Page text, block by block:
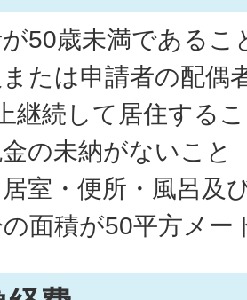
50歳未満であるこ
たは申請者の配偶
継続して居住する
の未納がないこと
室・便所・風呂及
面積が50平方メー